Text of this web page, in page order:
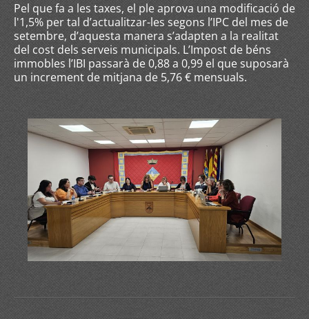
Pel que fa a les taxes, el ple aprova una modificació de
l'1,5% per tal d’actualitzar-les segons l’IPC del mes de
setembre, d’aquesta manera s’adapten a la realitat
del cost dels serveis municipals. L’Impost de béns
immobles l’IBI passarà de 0,88 a 0,99 el que suposarà
un increment de mitjana de 5,76 € mensuals.